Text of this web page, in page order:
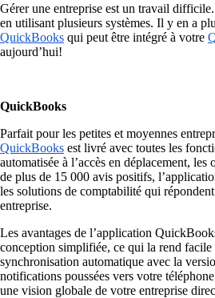
Gérer une entreprise est un travail
en utilisant plusieurs systèmes. Il y en a
QuickBooks qui peut être intégré à votre
aujourd’hui!
QuickBooks
Parfait pour les petites et moyennes
QuickBooks est livré avec toutes les
automatisée à l’accès en déplacement,
de plus de 15 000 avis positifs,
les solutions de comptabilité qui
entreprise.
Les avantages de l’application
conception simplifiée, ce qui la rend facile
synchronisation automatique avec la
notifications poussées vers votre
une vision globale de votre entreprise